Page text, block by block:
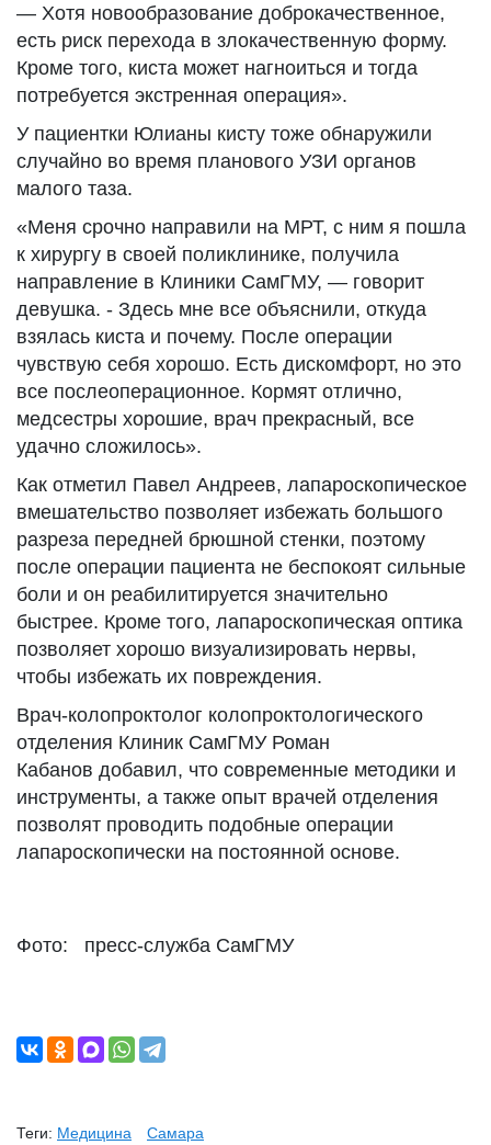
— Хотя новообразование доброкачественное,
есть риск перехода в злокачественную форму.
Кроме того, киста может нагноиться и тогда
потребуется экстренная операция».
У пациентки Юлианы кисту тоже обнаружили
случайно во время планового УЗИ органов
малого таза.
«Меня срочно направили на МРТ, с ним я пошла
к хирургу в своей поликлинике, получила
направление в Клиники СамГМУ, — говорит
девушка. - Здесь мне все объяснили, откуда
взялась киста и почему. После операции
чувствую себя хорошо. Есть дискомфорт, но это
все послеоперационное. Кормят отлично,
медсестры хорошие, врач прекрасный, все
удачно сложилось».
Как отметил Павел Андреев, лапароскопическое
вмешательство позволяет избежать большого
разреза передней брюшной стенки, поэтому
после операции пациента не беспокоят сильные
боли и он реабилитируется значительно
быстрее. Кроме того, лапароскопическая оптика
позволяет хорошо визуализировать нервы,
чтобы избежать их повреждения.
Врач-колопроктолог колопроктологического
отделения Клиник СамГМУ Роман
Кабанов добавил, что современные методики и
инструменты, а также опыт врачей отделения
позволят проводить подобные операции
лапароскопически на постоянной основе.
Фото: пресс-служба СамГМУ
Теги: Медицина Самара